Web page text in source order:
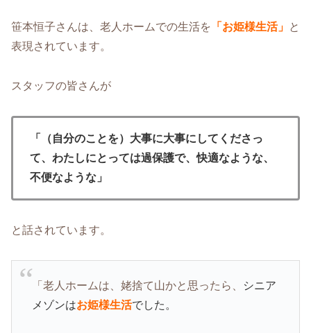
笹本恒子さんは、老人ホームでの生活を 「お姫様生活」 と
表現されています。
スタッフの皆さんが
「（自分のことを）大事に大事にしてくださっ
て、わたしにとっては過保護で、快適なような、
不便なような」
と話されています。
「老人ホームは、姥捨て山かと思ったら、
シニア
メゾンはお姫様生活でした。